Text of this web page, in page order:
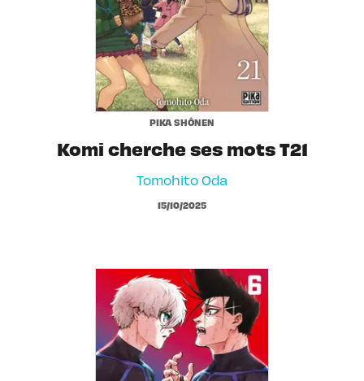
PIKA SHÔNEN
Komi cherche ses mots T21
Tomohito Oda
15/10/2025